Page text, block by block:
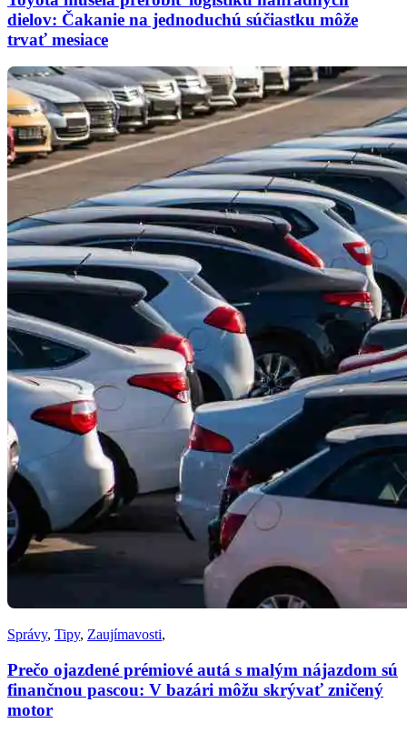
dielov: Čakanie na jednoduchú súčiastku môže
trvať mesiace
Správy, Tipy, Zaujímavosti,
Prečo ojazdené prémiové autá s malým nájazdom sú
finančnou pascou: V bazári môžu skrývať zničený
motor